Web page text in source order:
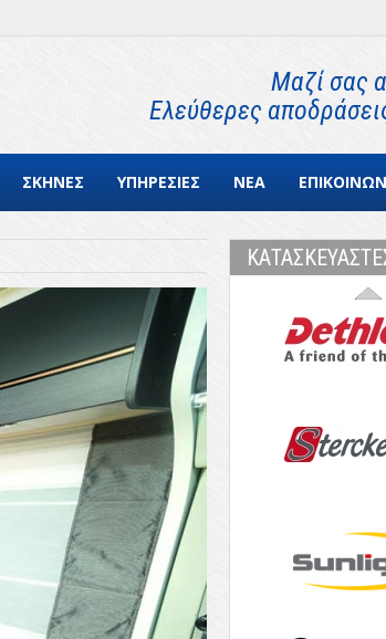
Μαζί σας
Ελεύθερες
ΣΚΗΝΕΣ ΥΠΗΡΕΣΙΕΣ ΝΕΑ